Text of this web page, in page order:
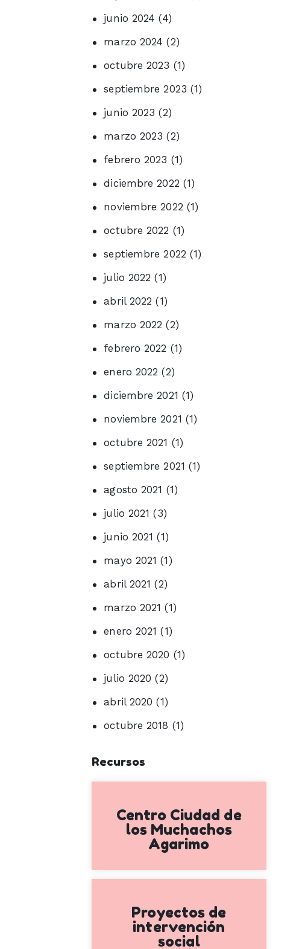
junio 2024 (4)
marzo 2024 (2)
octubre 2023 (1)
septiembre 2023 (1)
junio 2023 (2)
marzo 2023 (2)
febrero 2023 (1)
diciembre 2022 (1)
noviembre 2022 (1)
octubre 2022 (1)
septiembre 2022 (1)
julio 2022 (1)
abril 2022 (1)
marzo 2022 (2)
febrero 2022 (1)
enero 2022 (2)
diciembre 2021 (1)
noviembre 2021 (1)
octubre 2021 (1)
septiembre 2021 (1)
agosto 2021 (1)
julio 2021 (3)
junio 2021 (1)
mayo 2021 (1)
abril 2021 (2)
marzo 2021 (1)
enero 2021 (1)
octubre 2020 (1)
julio 2020 (2)
abril 2020 (1)
octubre 2018 (1)
Recursos
Centro Ciudad de
los Muchachos
Agarimo
Proyectos de
intervención
social